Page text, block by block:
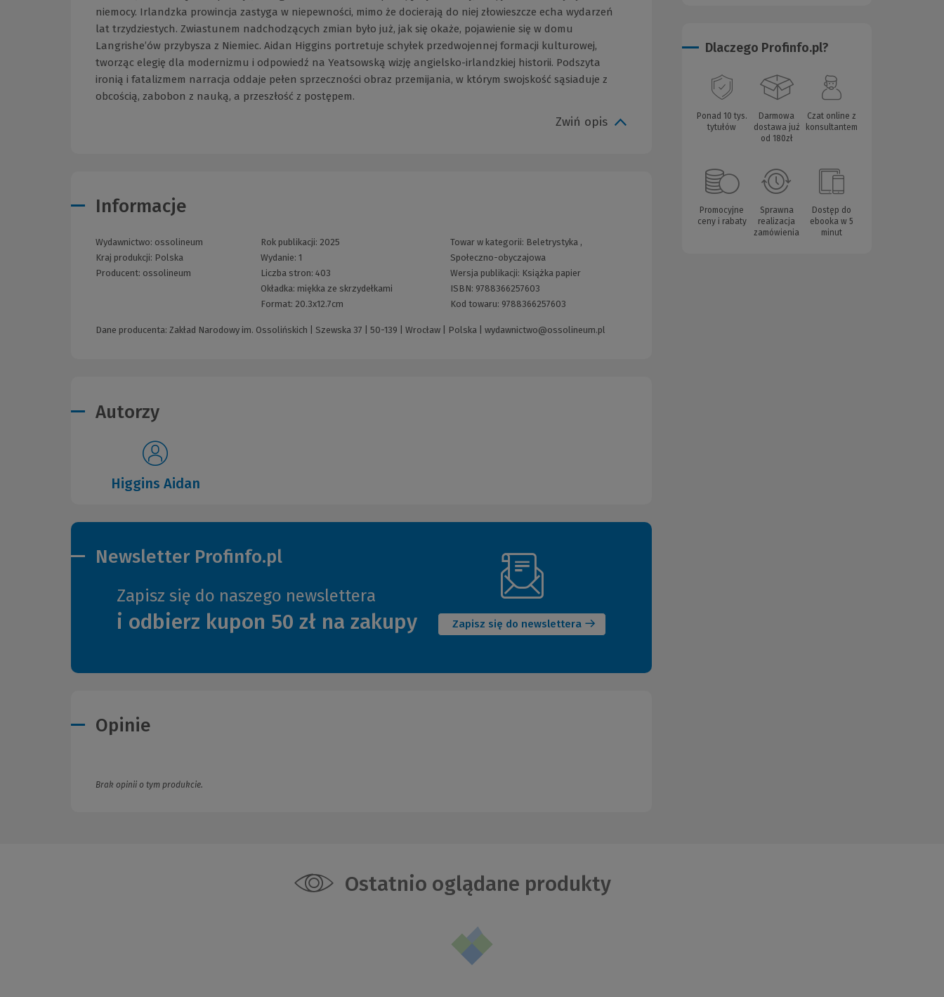
niemocy. Irlandzka prowincja zastyga w niepewności, mimo że docierają do niej złowieszcze echa wydarzeń
lat trzydziestych. Zwiastunem nadchodzących zmian było już, jak się okaże, pojawienie się w domu
Langrishe’ów przybysza z Niemiec. Aidan Higgins portretuje schyłek przedwojennej formacji kulturowej,
tworząc elegię dla modernizmu i odpowiedź na Yeatsowską wizję angielsko-irlandzkiej historii. Podszyta
ironią i fatalizmem narracja oddaje pełen sprzeczności obraz przemijania, w którym swojskość sąsiaduje z
obcością, zabobon z nauką, a przeszłość z postępem.
Zwiń opis
Informacje
Wydawnictwo: ossolineum
Kraj produkcji: Polska
Producent: ossolineum
Rok publikacji: 2025
Wydanie: 1
Liczba stron: 403
Okładka: miękka ze skrzydełkami
Format: 20.3x12.7cm
Towar w kategorii: Beletrystyka,
Społeczno-obyczajowa
Wersja publikacji: Książka papier
ISBN: 9788366257603
Kod towaru: 9788366257603
Dane producenta: Zakład Narodowy im. Ossolińskich | Szewska 37 | 50-139 | Wrocław | Polska | wydawnictwo@ossolineum.pl
Autorzy
Higgins Aidan
Newsletter Profinfo.pl
Zapisz się do naszego newslettera
i odbierz kupon 50 zł na zakupy Zapisz się do newslettera
okno)
Opinie
Brak opinii o tym produkcie.
Dlaczego Profinfo.pl?
Ponad 10 tys.
tytułów
Darmowa
dostawa już
od 180zł
Czat online z
konsultantem
Promocyjne
ceny i rabaty
Sprawna
realizacja
zamówienia
Dostęp do
ebooka w 5
minut
Ostatnio oglądane produkty